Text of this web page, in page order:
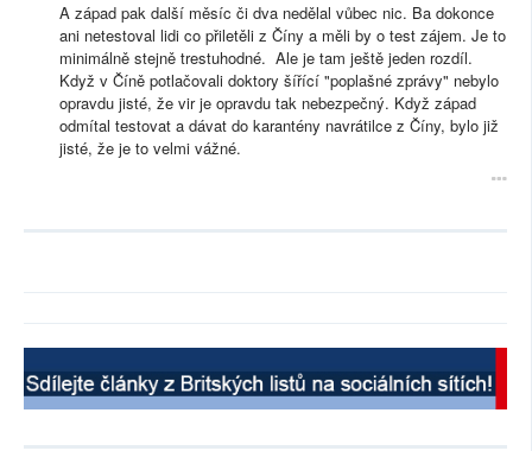
A západ pak další měsíc či dva nedělal vůbec nic. Ba dokonce
ani netestoval lidi co přiletěli z Číny a měli by o test zájem. Je to
minimálně stejně trestuhodné. Ale je tam ještě jeden rozdíl.
Když v Číně potlačovali doktory šířící "poplašné zprávy" nebylo
opravdu jisté, že vir je opravdu tak nebezpečný. Když západ
odmítal testovat a dávat do karantény navrátilce z Číny, bylo již
jisté, že je to velmi vážné.